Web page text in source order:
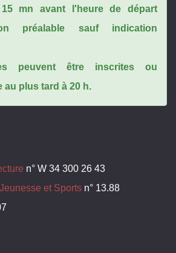
15 mn avant l'heure de départ
préalable sauf indication
peuvent être inscrites ou
au plus tard à 20 h.
n° W 34 300 26 43
et Sports n° 13.88